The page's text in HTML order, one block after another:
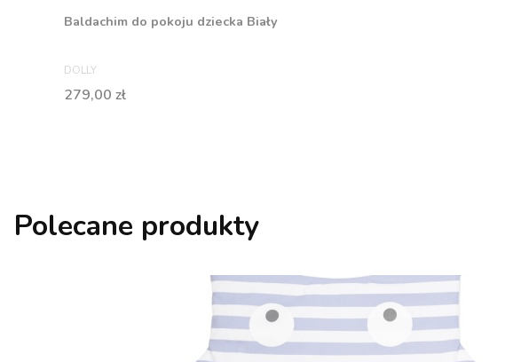
Baldachim do pokoju dziecka Biały
PRODUCENT
DOLLY
Cena
279,00 zł
Polecane produkty